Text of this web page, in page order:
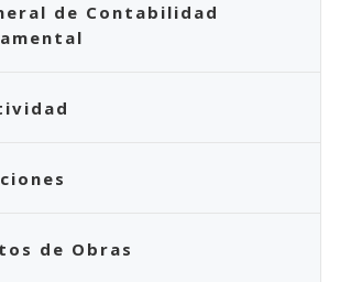
de Contabilidad
de Obras